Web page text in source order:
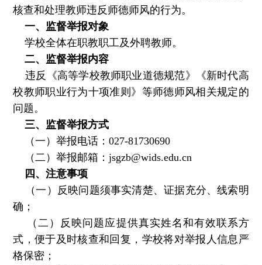
核查和处理教师违反师德师风的行为。
一、监督举报对象
学校全体在职教职工及外聘教师。
二、监督举报内容
违反《高等学校教师职业道德规范》《新时代高
校教师职业行为十项准则》等师德师风相关规定的
问题。
三、监督举报方式
（一）举报电话：027-81730690
（二）举报邮箱：jsgzb@wids.edu.cn
四、注意事项
（一）反映问题须事实清楚、证据充分、线索明
确；
（二）反映问题应提供真实姓名和有效联系方
式，便于及时核查和回复，学校将对举报人信息严
格保密；